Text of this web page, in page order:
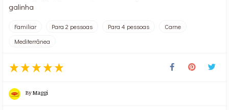
galinha
Familiar Para 2 pessoas Para 4 pessoas
Carne
Mediterrânea
ByMaggi